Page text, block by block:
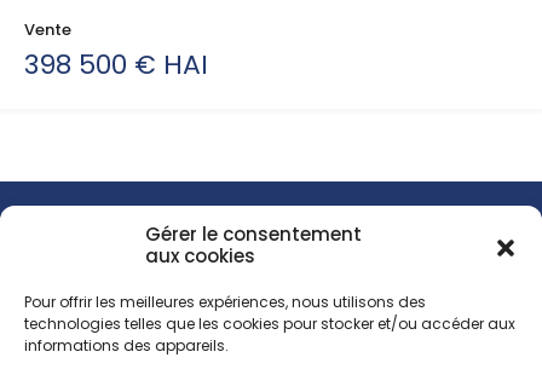
Gérer le consentement
aux cookies
Pour offrir les meilleures expériences, nous utilisons des
technologies telles que les cookies pour stocker et/ou accéder aux
informations des appareils.
Vente
398 500 € HAI
Accueil
Vente